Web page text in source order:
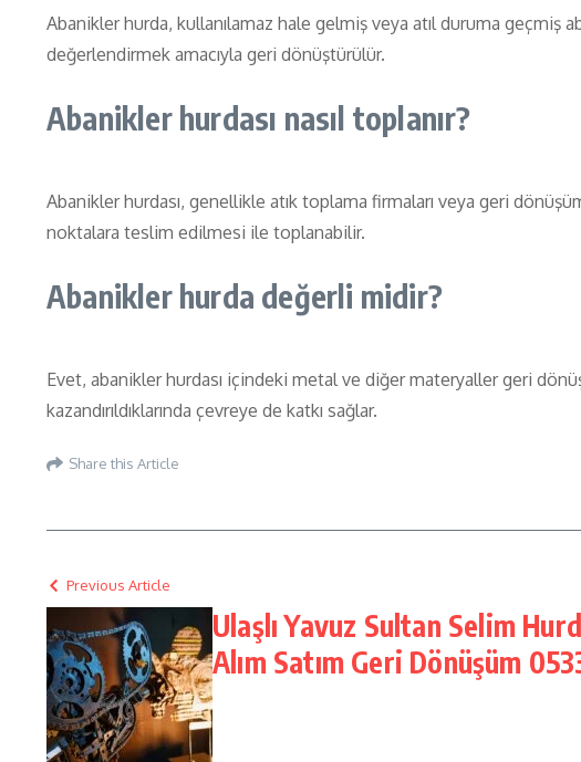
Abanikler hurda, kullanılamaz hale gelmiş veya atıl duruma
değerlendirmek amacıyla geri dönüştürülür.
Abanikler hurdası nasıl toplanır?
Abanikler hurdası, genellikle atık toplama firmaları veya geri
noktalara teslim edilmesi ile toplanabilir.
Abanikler hurda değerli midir?
Evet, abanikler hurdası içindeki metal ve diğer materyaller geri
kazandırıldıklarında çevreye de katkı sağlar.
Share this Article
Previous Article
Ulaşlı Yavuz Sultan Selim
Alım Satım Geri Dönüşüm